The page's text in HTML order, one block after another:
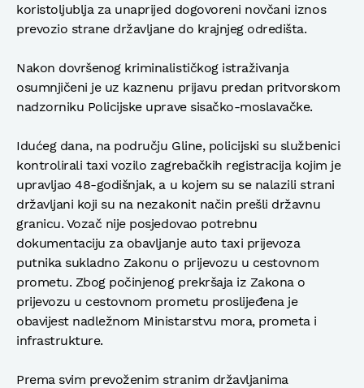
koristoljublja za unaprijed dogovoreni novčani iznos
prevozio strane državljane do krajnjeg odredišta.
Nakon dovršenog kriminalističkog istraživanja
osumnjičeni je uz kaznenu prijavu predan pritvorskom
nadzorniku Policijske uprave sisačko-moslavačke.
Idućeg dana, na području Gline, policijski su službenici
kontrolirali taxi vozilo zagrebačkih registracija kojim je
upravljao 48-godišnjak, a u kojem su se nalazili strani
državljani koji su na nezakonit način prešli državnu
granicu. Vozač nije posjedovao potrebnu
dokumentaciju za obavljanje auto taxi prijevoza
putnika sukladno Zakonu o prijevozu u cestovnom
prometu. Zbog počinjenog prekršaja iz Zakona o
prijevozu u cestovnom prometu proslijeđena je
obavijest nadležnom Ministarstvu mora, prometa i
infrastrukture.
Prema svim prevoženim stranim državljanima